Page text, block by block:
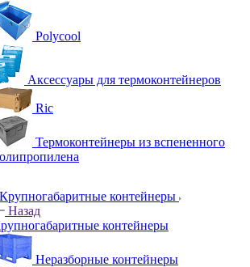
Polycool
Аксессуары для термоконтейнеров
Ric
Термоконтейнеры из вспененного
Крупногабаритные контейнеры
Назад
контейнеры
Неразборные контейнеры